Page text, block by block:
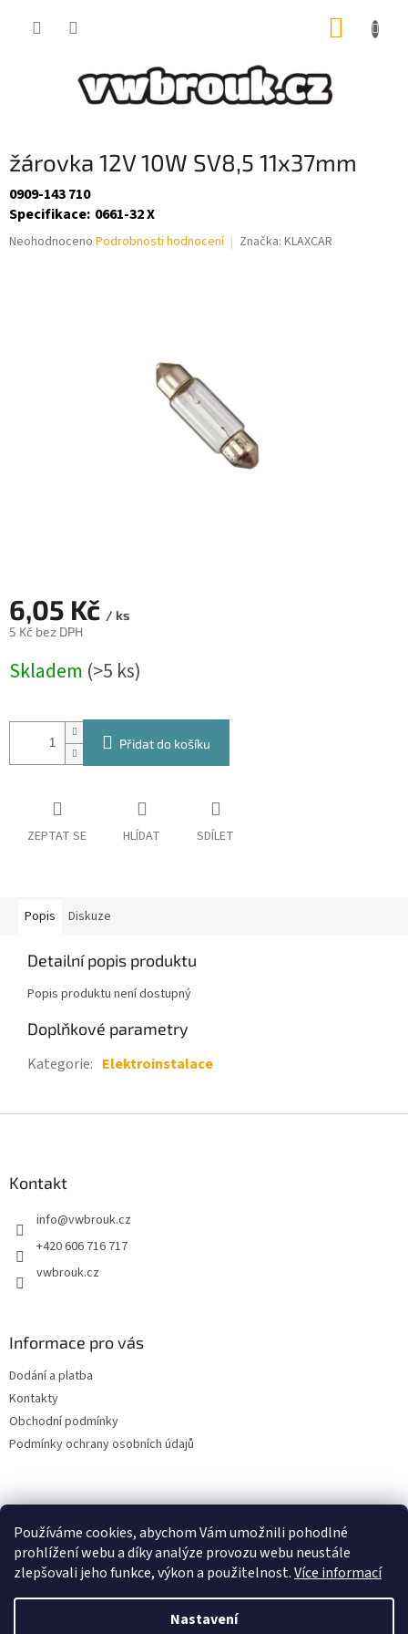
Používáme cookies, abychom Vám umožnili pohodlné
prohlížení webu a díky analýze provozu webu neustále
zlepšovali jeho funkce, výkon a použitelnost.Více informací
Nastavení
žárovka 12V 10W SV8,5 11x37mm
0909-143 710
Specifikace: 0661-32 X
Průměrné
Neohodnoceno Podrobnosti hodnocení Značka: KLAXCAR
6,05 Kč / ks
5 Kč bez DPH
cena:
Skladem (>5 ks)
Přidat do košíku
ZEPTAT SE HLÍDAT SDÍLET
Popis Diskuze
Detailní popis produktu
Popis produktu není dostupný
Doplňkové parametry
Kategorie: Elektroinstalace
Kontakt
info@vwbrouk.cz
+420 606 716 717
vwbrouk.cz
Informace pro vás
Dodání a platba
Kontakty
Obchodní podmínky
Podmínky ochrany osobních údajů
Vytvořil Shoptet